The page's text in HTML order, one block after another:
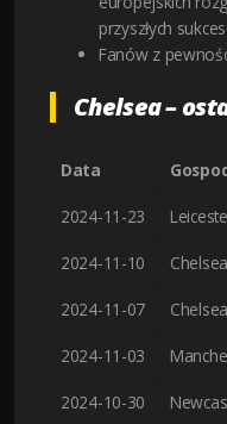
przyszłych
Fanów z
Chelsea –
Data
2024-11-23
2024-11-10 Chelsea
2024-11-07 Chelsea
2024-11-03
2024-10-30